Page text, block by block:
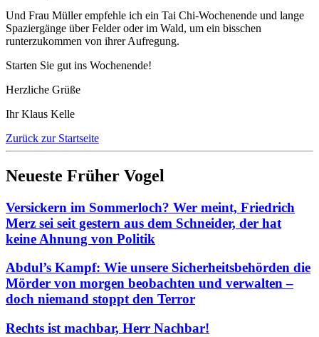
Und Frau Müller empfehle ich ein Tai Chi-Wochenende und lange
Spaziergänge über Felder oder im Wald, um ein bisschen
runterzukommen von ihrer Aufregung.
Starten Sie gut ins Wochenende!
Herzliche Grüße
Ihr Klaus Kelle
Zurück zur Startseite
Neueste Früher Vogel
Versickern im Sommerloch? Wer meint, Friedrich
Merz sei seit gestern aus dem Schneider, der hat
keine Ahnung von Politik
Abdul’s Kampf: Wie unsere Sicherheitsbehörden die
Mörder von morgen beobachten und verwalten –
doch niemand stoppt den Terror
Rechts ist machbar, Herr Nachbar!